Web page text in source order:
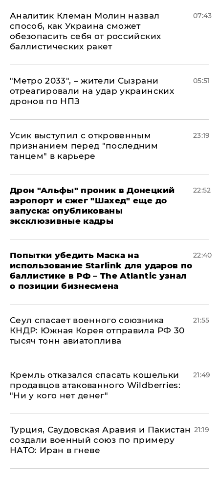
Аналитик Клеман Молин назвал
способ, как Украина сможет
обезопасить себя от российских
баллистических ракет
07:43
"Метро 2033", – жители Сызрани
отреагировали на удар украинских
дронов по НПЗ
05:51
Усик выступил с откровенным
признанием перед "последним
танцем" в карьере
23:19
Дрон "Альфы" проник в Донецкий
аэропорт и сжег "Шахед" еще до
запуска: опубликованы
эксклюзивные кадры
22:52
Попытки убедить Маска на
использование Starlink для ударов по
баллистике в РФ – The Atlantic узнал
о позиции бизнесмена
22:40
​Сеул спасает военного союзника
КНДР: Южная Корея отправила РФ 30
тысяч тонн авиатоплива
21:55
Кремль отказался спасать кошельки
продавцов атакованного Wildberries:
"Ни у кого нет денег"
21:49
Турция, Саудовская Аравия и Пакистан
создали военный союз по примеру
НАТО: Иран в гневе
21:19